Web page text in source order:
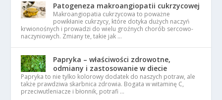
Patogeneza makroangiopatii cukrzycowej
Makroangiopatia cukrzycowa to poważne
powikłanie cukrzycy, które dotyka dużych naczyń
krwionośnych i prowadzi do wielu groźnych chorób sercowo-
naczyniowych. Zmiany te, takie jak …
Papryka – właściwości zdrowotne,
odmiany i zastosowanie w diecie
Papryka to nie tylko kolorowy dodatek do naszych potraw, ale
także prawdziwa skarbnica zdrowia. Bogata w witaminę C,
przeciwutleniacze i błonnik, potrafi …